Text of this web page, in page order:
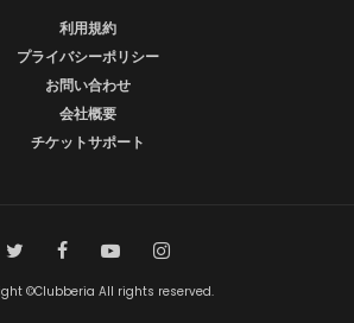
利用規約
プライバシーポリシー
お問い合わせ
会社概要
チケットサポート
©Clubberia All rights reserved.